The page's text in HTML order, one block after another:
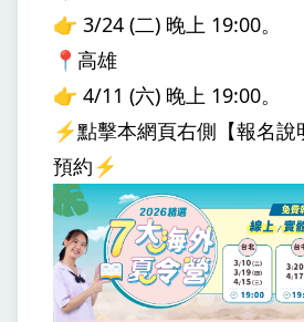
👉 3/24 (二) 晚上 19:00。
📍高雄
👉 4/11 (六) 晚上 19:00。
⚡️點擊本網頁右側【報名說
預約⚡️